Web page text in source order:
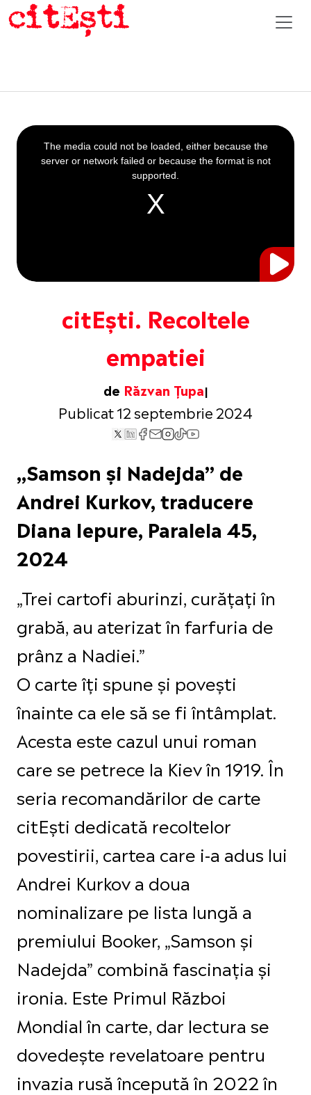
citEști. Recoltele
empatiei
de Răzvan Țupa
Publicat 12 septembrie 2024
This
is
a
The media could not be loaded, either because the
server or network failed or because the format is not
supported.
„Samson și Nadejda” de
Andrei Kurkov, traducere
Diana Iepure, Paralela 45,
2024
„Trei cartofi aburinzi, curățați în
grabă, au aterizat în farfuria de
prânz a Nadiei.”
O carte îți spune și povești
înainte ca ele să se fi întâmplat.
Acesta este cazul unui roman
care se petrece la Kiev în 1919. În
seria recomandărilor de carte
citEști dedicată recoltelor
povestirii, cartea care i-a adus lui
Andrei Kurkov a doua
nominalizare pe lista lungă a
premiului Booker, „Samson și
Nadejda” combină fascinația și
ironia. Este Primul Război
Mondial în carte, dar lectura se
dovedește revelatoare pentru
invazia rusă începută în 2022 în